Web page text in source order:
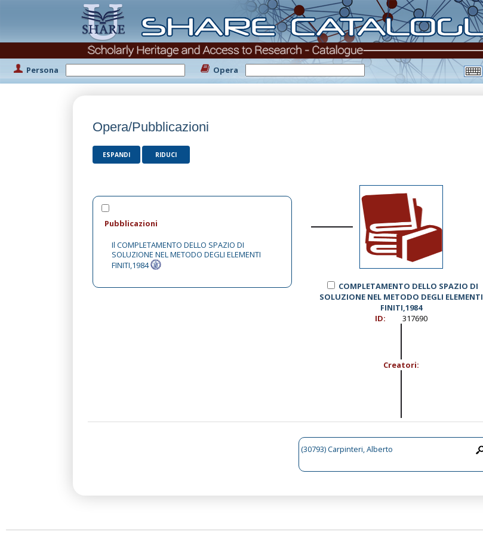
Persona Opera
Opera/Pubblicazioni
ESPANDI RIDUCI
Pubblicazioni
Il COMPLETAMENTO DELLO SPAZIO DI
SOLUZIONE NEL METODO DEGLI ELEMENTI
FINITI,1984
COMPLETAMENTO DELLO SPAZIO DI
SOLUZIONE NEL METODO DEGLI ELEMENTI
FINITI,1984
ID:
317690
Creatori:
(30793) Carpinteri, Alberto